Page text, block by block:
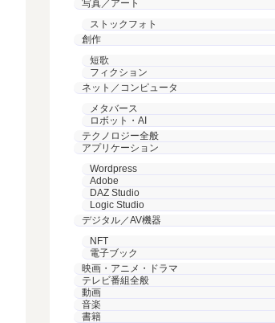
写真／アート
ストックフォト
創作
短歌
フィクション
ネット／コンピュータ
メタバース
ロボット・AI
テクノロジー全般
アプリケーション
Wordpress
Adobe
DAZ Studio
Logic Studio
デジタル／AV機器
NFT
電子ブック
映画・アニメ・ドラマ
テレビ番組全般
動画
音楽
書籍